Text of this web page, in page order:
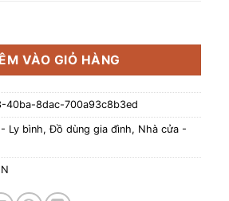
316 Molybdenum KU SKC041 số lượng
VÀO GIỎ HÀNG
40ba-8dac-700a93c8b3ed
Ly bình,Đồ dùng gia đình, Nhà cửa -